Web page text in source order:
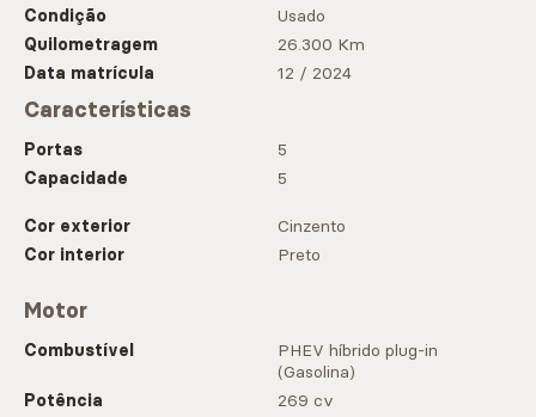
Condição
Usado
Quilometragem
26.300 Km
Data matrícula
12 / 2024
Características
Portas
5
Capacidade
5
Cor exterior
Cinzento
Cor interior
Preto
Motor
Combustível
PHEV híbrido plug-in
(Gasolina)
Potência
269 cv